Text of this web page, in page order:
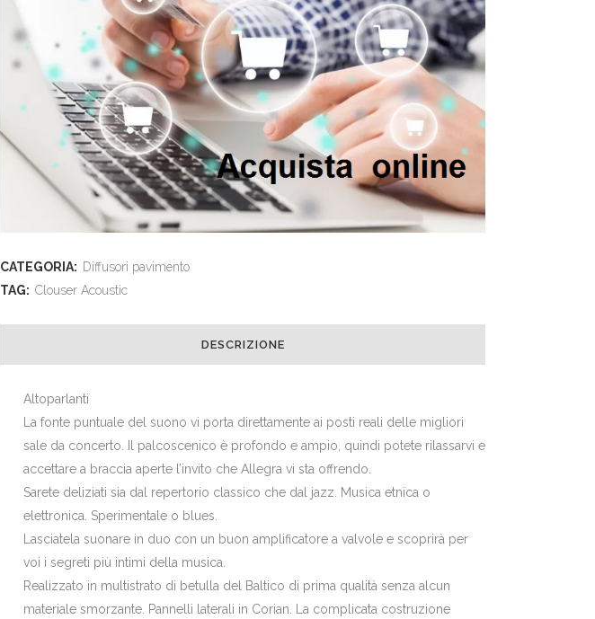
CATEGORIA: Diffusori pavimento
TAG: Clouser Acoustic
DESCRIZIONE
Altoparlanti
La fonte puntuale del suono vi porta direttamente ai posti reali delle migliori
sale da concerto. Il palcoscenico è profondo e ampio, quindi potete rilassarvi e
accettare a braccia aperte l’invito che Allegra vi sta offrendo.
Sarete deliziati sia dal repertorio classico che dal jazz. Musica etnica o
elettronica. Sperimentale o blues.
Lasciatela suonare in duo con un buon amplificatore a valvole e scoprirà per
voi i segreti più intimi della musica.
Realizzato in multistrato di betulla del Baltico di prima qualità senza alcun
materiale smorzante. Pannelli laterali in Corian. La complicata costruzione